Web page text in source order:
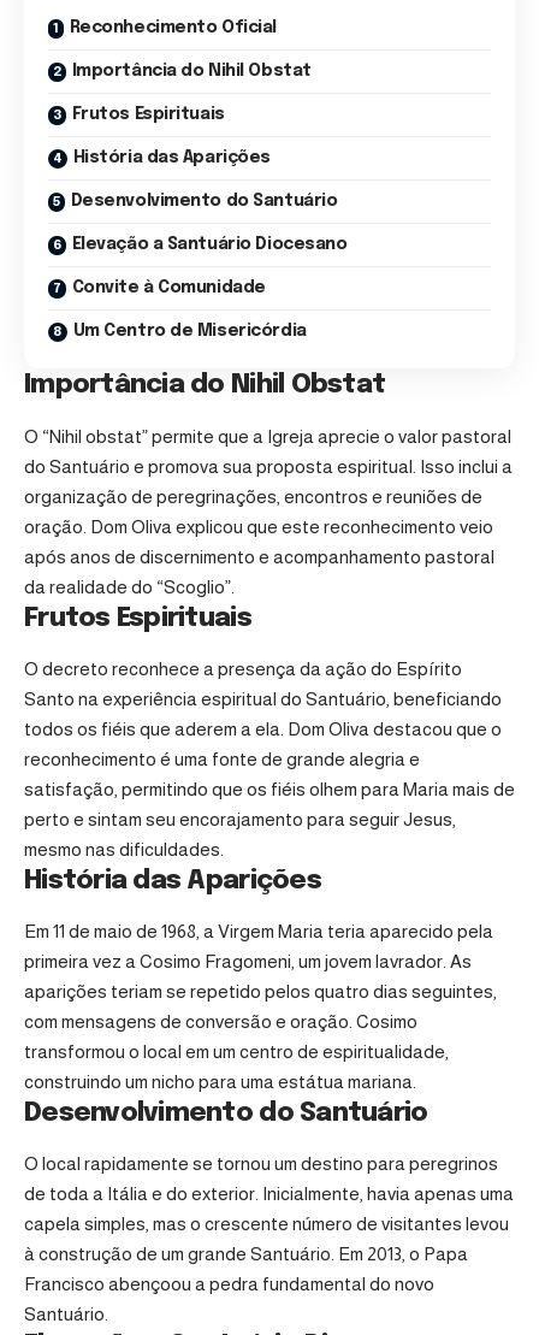
Reconhecimento Oficial
Importância do Nihil Obstat
Frutos Espirituais
História das Aparições
Desenvolvimento do Santuário
Elevação a Santuário Diocesano
Convite à Comunidade
Um Centro de Misericórdia
Importância do Nihil Obstat
O “Nihil obstat” permite que a Igreja aprecie o valor pastoral
do Santuário e promova sua proposta espiritual. Isso inclui a
organização de peregrinações, encontros e reuniões de
oração. Dom Oliva explicou que este reconhecimento veio
após anos de discernimento e acompanhamento pastoral
da realidade do “Scoglio”.
Frutos Espirituais
O decreto reconhece a presença da ação do Espírito
Santo na experiência espiritual do Santuário, beneficiando
todos os fiéis que aderem a ela. Dom Oliva destacou que o
reconhecimento é uma fonte de grande alegria e
satisfação, permitindo que os fiéis olhem para Maria mais de
perto e sintam seu encorajamento para seguir Jesus,
mesmo nas dificuldades.
História das Aparições
Em 11 de maio de 1968, a Virgem Maria teria aparecido pela
primeira vez a Cosimo Fragomeni, um jovem lavrador. As
aparições teriam se repetido pelos quatro dias seguintes,
com mensagens de conversão e oração. Cosimo
transformou o local em um centro de espiritualidade,
construindo um nicho para uma estátua mariana.
Desenvolvimento do Santuário
O local rapidamente se tornou um destino para peregrinos
de toda a Itália e do exterior. Inicialmente, havia apenas uma
capela simples, mas o crescente número de visitantes levou
à construção de um grande Santuário. Em 2013, o Papa
Francisco abençoou a pedra fundamental do novo
Santuário.